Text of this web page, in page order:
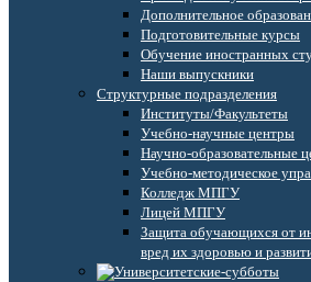
Дополнительное
Подготовительные курсы
Обучение иностранных
Наши выпускники
Структурные подразделения
Институты/Факультеты
Учебно-научные центры
Научно-образовательные
Учебно-методическое
Колледж МПГУ
Лицей МПГУ
Защита обучающихся от
вред их здоровью и